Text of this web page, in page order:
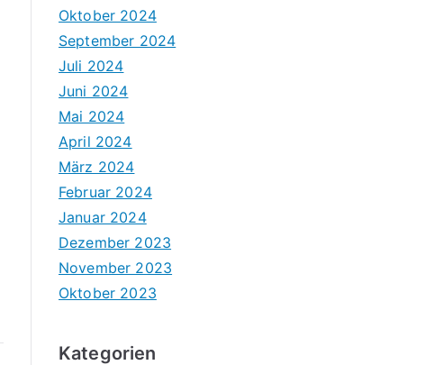
Oktober 2024
September 2024
Juli 2024
Juni 2024
Mai 2024
April 2024
März 2024
Februar 2024
Januar 2024
Dezember 2023
November 2023
Oktober 2023
Kategorien